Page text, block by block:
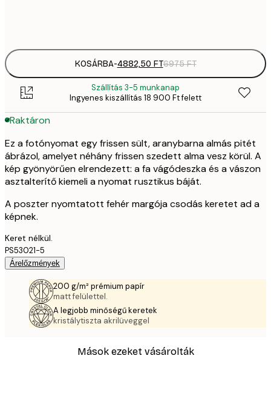
KOSÁRBA-4882,50 FT6975 FT
Szállítás 3-5 munkanap
Ingyenes kiszállítás 18 900 Ft felett
Raktáron
Ez a fotónyomat egy frissen sült, aranybarna almás pitét
ábrázol, amelyet néhány frissen szedett alma vesz körül. A
kép gyönyörűen elrendezett: a fa vágódeszka és a vászon
asztalterítő kiemeli a nyomat rusztikus báját.
A poszter nyomtatott fehér margója csodás keretet ad a
képnek.
Keret nélkül.
PS53021-5
Árelőzmények
200 g/m² prémium papír
matt felülettel.
A legjobb minőségű keretek
kristálytiszta akrilüveggel
Mások ezeket vásárolták